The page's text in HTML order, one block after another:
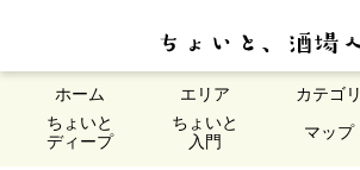
ホーム エリア カテゴリ
ちょいと
ディープ
ちょいと
入門
マップ